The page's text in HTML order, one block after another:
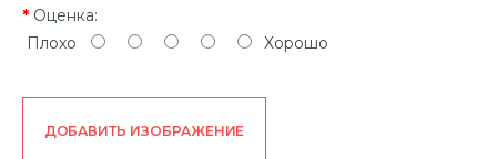
Оценка:
Плохо
Хорошо
ДОБАВИТЬ ИЗОБРАЖЕНИЕ